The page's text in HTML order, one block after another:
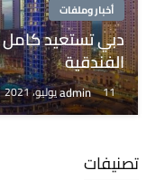
أخبار وملفات
دبي تستعيد
الفندقية
admin 11 يوليو، 2021
تصنيفات